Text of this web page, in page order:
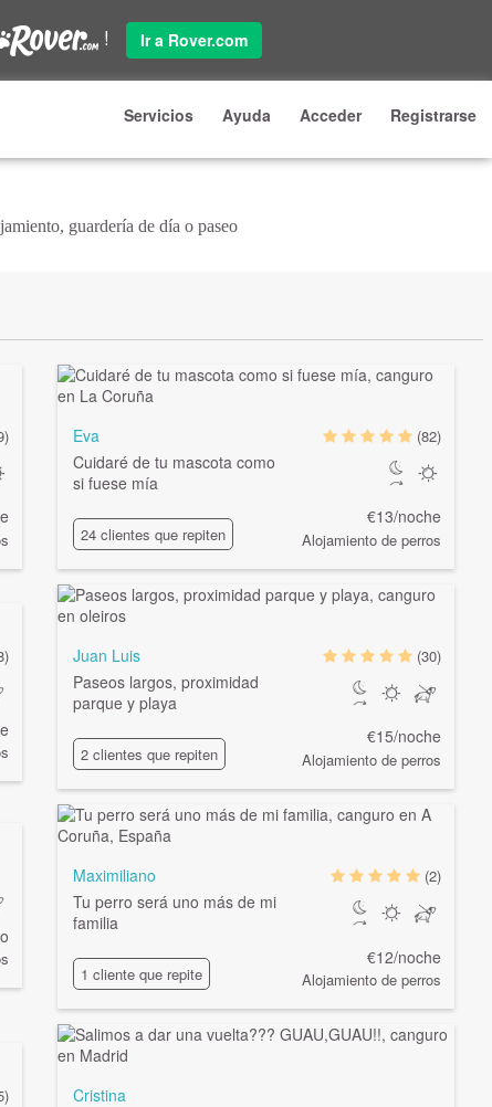
! Ir a Rover.com
Servicios Ayuda Acceder Registrarse
guardería de día o paseo
Eva
Cuidaré de tu mascota como
si fuese mía
24 clientes que repiten
(82)
€13/noche
Alojamiento de perros
Juan Luis
Paseos largos, proximidad
parque y playa
2 clientes que repiten
(30)
€15/noche
Alojamiento de perros
Maximiliano
Tu perro será uno más de mi
familia
1 cliente que repite
(2)
€12/noche
Alojamiento de perros
Cristina